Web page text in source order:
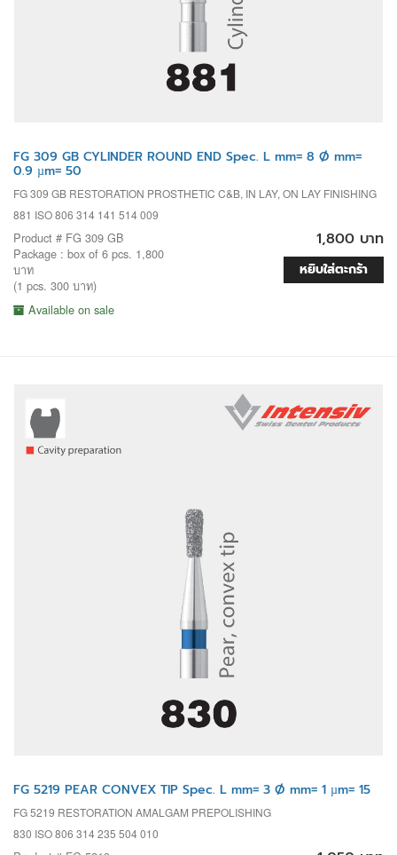
FG 309 GB CYLINDER ROUND END Spec. L mm= 8 Ø mm=
0.9 µm= 50
FG 309 GB RESTORATION PROSTHETIC C&B, IN LAY, ON LAY FINISHING
881 ISO 806 314 141 514 009
Product # FG 309 GB
Package : box of 6 pcs. 1,800
บาท
(1 pcs. 300 บาท)
Available on sale
1,800 บาท
หยิบใส่ตะกร้า
FG 5219 PEAR CONVEX TIP Spec. L mm= 3 Ø mm= 1 µm= 15
FG 5219 RESTORATION AMALGAM PREPOLISHING
830 ISO 806 314 235 504 010